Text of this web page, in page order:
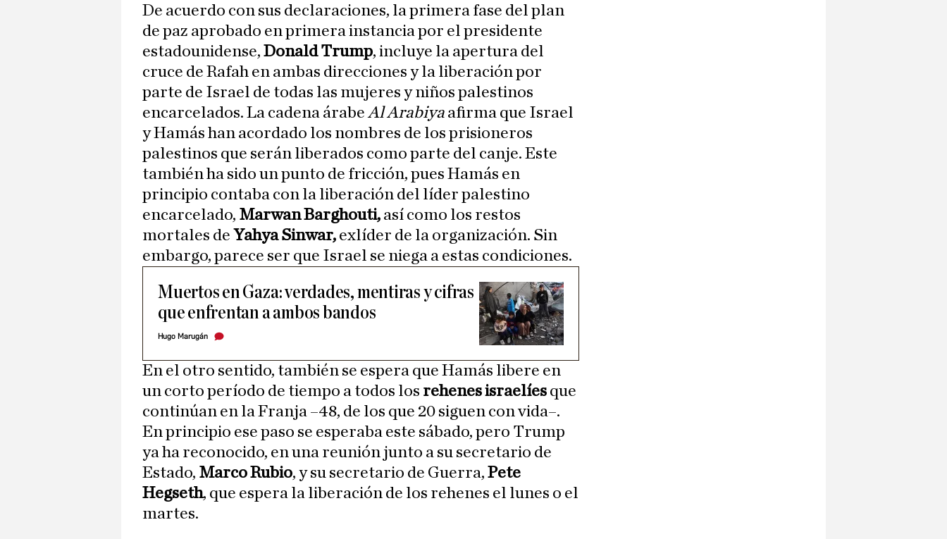
De acuerdo con sus declaraciones, la primera fase del plan
de paz aprobado en primera instancia por el presidente
estadounidense, Donald Trump, incluye la apertura del
cruce de Rafah en ambas direcciones y la liberación por
parte de Israel de todas las mujeres y niños palestinos
encarcelados. La cadena árabeAl Arabiya afirma que Israel
y Hamás han acordado los nombres de los prisioneros
palestinos que serán liberados como parte del canje. Este
también ha sido un punto de fricción, pues Hamás en
principio contaba con la liberación del líder palestino
encarcelado, Marwan Barghouti, así como los restos
mortales de Yahya Sinwar, exlíder de la organización. Sin
embargo, parece ser que Israel se niega a estas condiciones.
Muertos en Gaza: verdades, mentiras y cifras
que enfrentan a ambos bandos
Hugo Marugán
En el otro sentido, también se espera que Hamás libere en
un corto período de tiempo a todos los rehenes israelíes que
continúan en la Franja –48, de los que 20 siguen con vida–.
En principio ese paso se esperaba este sábado, pero Trump
ya ha reconocido, en una reunión junto a su secretario de
Estado, Marco Rubio, y su secretario de Guerra, Pete
Hegseth, que espera la liberación de los rehenes el lunes o el
martes.